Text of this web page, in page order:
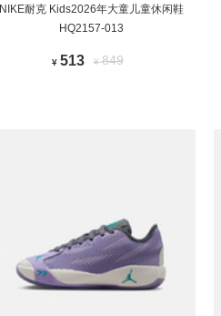
NIKE耐克 Kids2026年大童儿童休闲鞋
HQ2157-013
¥ 513 ¥849